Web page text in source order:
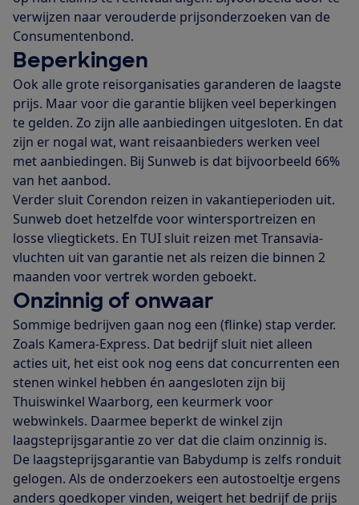
verwijzen naar verouderde prijsonderzoeken van de
Consumentenbond.
Beperkingen
Ook alle grote reisorganisaties garanderen de laagste
prijs. Maar voor die garantie blijken veel beperkingen
te gelden. Zo zijn alle aanbiedingen uitgesloten. En dat
zijn er nogal wat, want reisaanbieders werken veel
met aanbiedingen. Bij Sunweb is dat bijvoorbeeld 66%
van het aanbod.
Verder sluit Corendon reizen in vakantieperioden uit.
Sunweb doet hetzelfde voor wintersportreizen en
losse vliegtickets. En TUI sluit reizen met Transavia-
vluchten uit van garantie net als reizen die binnen 2
maanden voor vertrek worden geboekt.
Onzinnig of onwaar
Sommige bedrijven gaan nog een (flinke) stap verder.
Zoals Kamera-Express. Dat bedrijf sluit niet alleen
acties uit, het eist ook nog eens dat concurrenten een
stenen winkel hebben én aangesloten zijn bij
Thuiswinkel Waarborg, een keurmerk voor
webwinkels. Daarmee beperkt de winkel zijn
laagsteprijsgarantie zo ver dat die claim onzinnig is.
De laagsteprijsgarantie van Babydump is zelfs ronduit
gelogen. Als de onderzoekers een autostoeltje ergens
anders goedkoper vinden, weigert het bedrijf de prijs